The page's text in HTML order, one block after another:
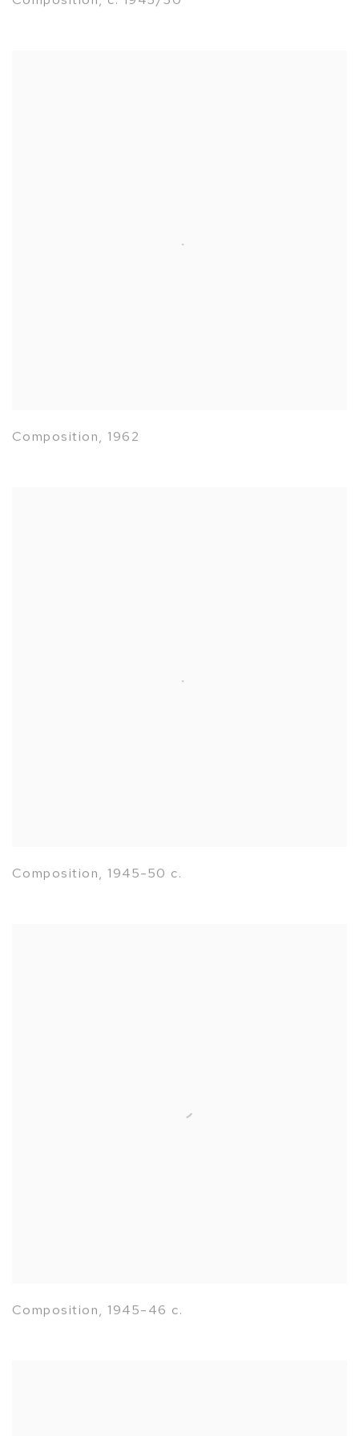
Composition, 1962
Composition, 1945-50 c.
Composition, 1945-46 c.